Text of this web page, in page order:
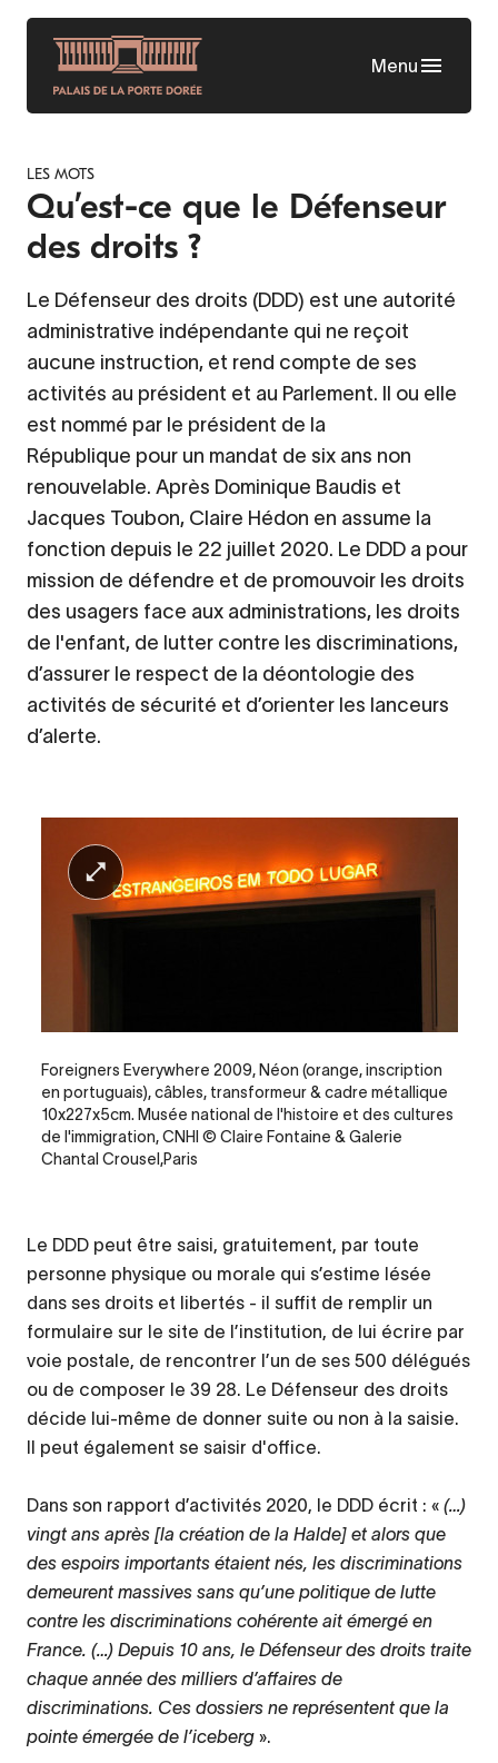
Aller
contenu
principal
Menu
LES MOTS
Qu’est-ce que le Défenseur
des droits ?
Le Défenseur des droits (DDD) est une autorité
administrative indépendante qui ne reçoit
aucune instruction, et rend compte de ses
activités au président et au Parlement. Il ou elle
est nommé par le président de la
République pour un mandat de six ans non
renouvelable. Après Dominique Baudis et
Jacques Toubon, Claire Hédon en assume la
fonction depuis le 22 juillet 2020. Le DDD a pour
mission de défendre et de promouvoir les droits
des usagers face aux administrations, les droits
de l'enfant, de lutter contre les discriminations,
d’assurer le respect de la déontologie des
activités de sécurité et d’orienter les lanceurs
d’alerte.
Legende
Foreigners Everywhere 2009, Néon (orange, inscription
en portuguais), câbles, transformeur & cadre métallique
10x227x5cm. Musée national de l'histoire et des cultures
de l'immigration, CNHI © Claire Fontaine & Galerie
Chantal Crousel,Paris
Le DDD peut être saisi, gratuitement, par toute
personne physique ou morale qui s’estime lésée
dans ses droits et libertés - il suffit de remplir un
formulaire sur le site de l’institution, de lui écrire par
voie postale, de rencontrer l’un de ses 500 délégués
ou de composer le 39 28. Le Défenseur des droits
décide lui-même de donner suite ou non à la saisie.
Il peut également se saisir d'office.
Dans son rapport d’activités 2020, le DDD écrit : « (…)
vingt ans après [la création de la Halde] et alors que
des espoirs importants étaient nés, les discriminations
demeurent massives sans qu’une politique de lutte
contre les discriminations cohérente ait émergé en
France. (…) Depuis 10 ans, le Défenseur des droits traite
chaque année des milliers d’affaires de
discriminations. Ces dossiers ne représentent que la
pointe émergée de l’iceberg ».